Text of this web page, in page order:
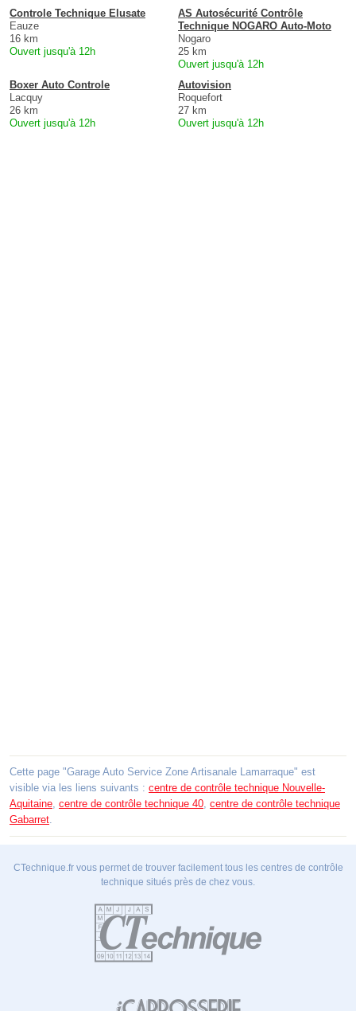
Controle Technique Elusate
Eauze
16 km
Ouvert jusqu'à 12h
AS Autosécurité Contrôle
Technique NOGARO Auto-Moto
Nogaro
25 km
Ouvert jusqu'à 12h
Boxer Auto Controle
Lacquy
26 km
Ouvert jusqu'à 12h
Autovision
Roquefort
27 km
Ouvert jusqu'à 12h
Cette page "Garage Auto Service Zone Artisanale Lamarraque" est
visible via les liens suivants : centre de contrôle technique Nouvelle-
Aquitaine, centre de contrôle technique 40, centre de contrôle technique
Gabarret.
CTechnique.fr vous permet de trouver facilement tous les centres de contrôle
technique situés près de chez vous.